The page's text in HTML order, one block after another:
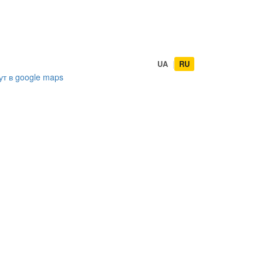
в google maps
UA | RU